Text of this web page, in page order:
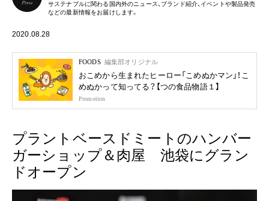
サステナブルに関わる国内外のニュース、ブランド紹介、イベントや製品発売
などの最新情報をお届けします。
2020.08.28
FOODS 編集部オリジナル
おこめから生まれたヒーロー「こめぬかマン」！こ
めぬかって知ってる？【つの食品物語１】
Promotion
プラントベースドミートのハンバー
ガーショップ＆肉屋 池袋にグラン
ドオープン